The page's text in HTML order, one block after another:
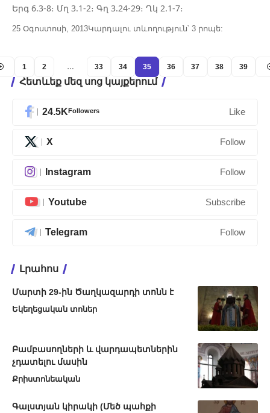
Երգ 6.3-8։ Մղ 3.1-2։ Գղ 3.24-29։ Ղկ 2.1-7։
25 Օգոստոսի, 2013Կարդալու տևողություն՝ 3 րոպե:
1 2 … 33 34 35 36 37 38 39
Հետևեք մեզ սոց կայքերում
24.5KFollowers Like
X Follow
Instagram Follow
Youtube Subscribe
Telegram Follow
Լրահոս
Մարտի 29-ին Ծաղկազարդի տոնն է
Եկեղեցական տոներ
Բամբասողների և վարդապետներին
չդատելու մասին
Քրիստոնեական
Գալստյան կիրակի (Մեծ պահքի